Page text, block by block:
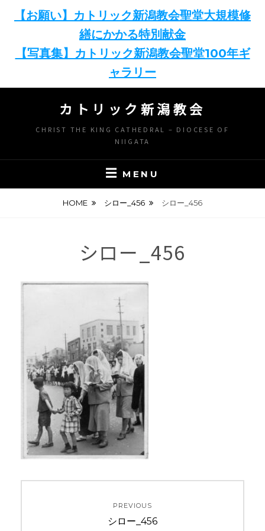
【お願い】カトリック新潟教会聖堂大規模修
繕にかかる特別献金
【写真集】カトリック新潟教会聖堂100年ギ
ャラリー
content
カトリック新潟教会
CHRIST THE KING CATHEDRAL – DIOCESE OF
NIIGATA
MENU
HOME シロー_456 シロー_456
シロー_456
PREVIOUS
Previous
シロー_456